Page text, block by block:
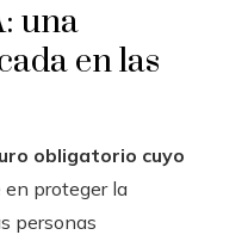
una
en las
obligatorio cuyo
proteger la
personas